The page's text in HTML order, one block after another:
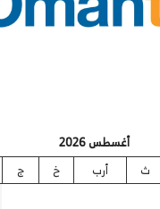
أغسطس 2026
ث أرب خ ج